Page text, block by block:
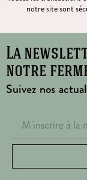
notre site sont
La
notre
Suivez nos